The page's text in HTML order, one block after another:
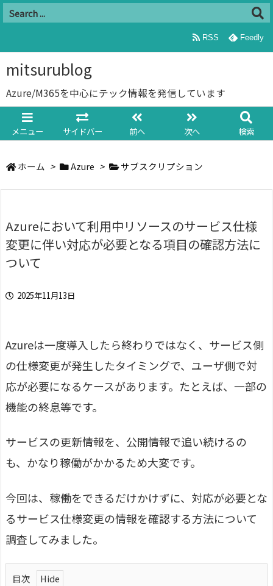
mitsurublog
Azure/M365を中心にテック情報を発信しています
メニュー サイドバー 前へ 次へ 検索
RSS Feedly
ホーム > Azure > サブスクリプション
Azureにおいて利用中リソースのサービス仕様
変更に伴い対応が必要となる項目の確認方法に
ついて
2025年11月13日
Azureは一度導入したら終わりではなく、サービス側
の仕様変更が発生したタイミングで、ユーザ側で対
応が必要になるケースがあります。たとえば、一部の
機能の終息等です。
サービスの更新情報を、公開情報で追い続けるの
も、かなり稼働がかかるため大変です。
今回は、稼働をできるだけかけずに、対応が必要とな
るサービス仕様変更の情報を確認する方法について
調査してみました。
目次